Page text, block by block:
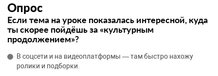
Опрос
Если тема на уроке показалась интересной, куда
ты скорее пойдёшь за «культурным
продолжением»?
В соцсети и на видеоплатформы — там быстро нахожу
ролики и подборки.